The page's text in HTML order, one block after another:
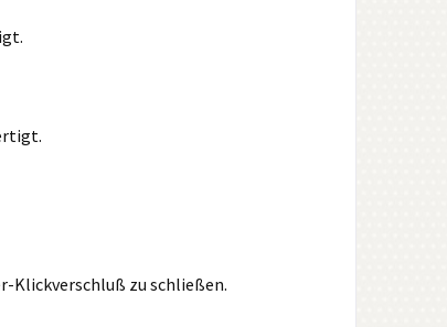
Klickverschluß zu schließen.